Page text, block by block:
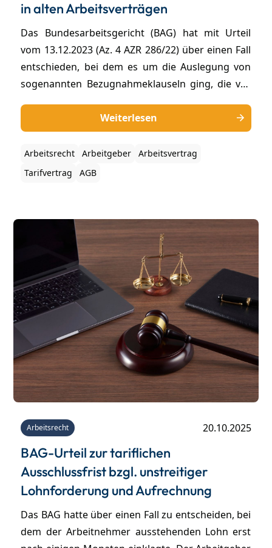
in alten Arbeitsverträgen
Das Bundesarbeitsgericht (BAG) hat mit Urteil
vom 13.12.2023 (Az. 4 AZR 286/22) über einen Fall
entschieden, bei dem es um die Auslegung von
sogenannten Bezugnahmeklauseln ging, die vor
worden sind. Eine Bezugnahmeklausel im
Arbeitsvertrag regelt, inwiefern Änderungen im
Tarifvertrag auf das Arbeitsverhältnis
automatisch angewendet werden.
Weiterlesen
Arbeitsrecht Arbeitgeber
Arbeitsvertrag
Tarifvertrag
AGB
Arbeitsrecht 20.10.2025
BAG-Urteil zur tariflichen
Ausschlussfrist bzgl. unstreitiger
Lohnforderung und Aufrechnung
Das BAG hatte über einen Fall zu entscheiden, bei
dem der Arbeitnehmer ausstehenden Lohn erst